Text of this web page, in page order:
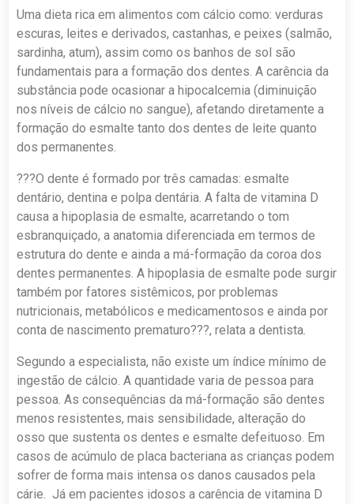
Uma dieta rica em alimentos com cálcio como: verduras
escuras, leites e derivados, castanhas, e peixes (salmão,
sardinha, atum), assim como os banhos de sol são
fundamentais para a formação dos dentes. A carência da
substância pode ocasionar a hipocalcemia (diminuição
nos níveis de cálcio no sangue), afetando diretamente a
formação do esmalte tanto dos dentes de leite quanto
dos permanentes.
???O dente é formado por três camadas: esmalte
dentário, dentina e polpa dentária. A falta de vitamina D
causa a hipoplasia de esmalte, acarretando o tom
esbranquiçado, a anatomia diferenciada em termos de
estrutura do dente e ainda a má-formação da coroa dos
dentes permanentes. A hipoplasia de esmalte pode surgir
também por fatores sistêmicos, por problemas
nutricionais, metabólicos e medicamentosos e ainda por
conta de nascimento prematuro???, relata a dentista.
Segundo a especialista, não existe um índice mínimo de
ingestão de cálcio. A quantidade varia de pessoa para
pessoa. As consequências da má-formação são dentes
menos resistentes, mais sensibilidade, alteração do
osso que sustenta os dentes e esmalte defeituoso. Em
casos de acúmulo de placa bacteriana as crianças podem
sofrer de forma mais intensa os danos causados pela
cárie. Já em pacientes idosos a carência de vitamina D